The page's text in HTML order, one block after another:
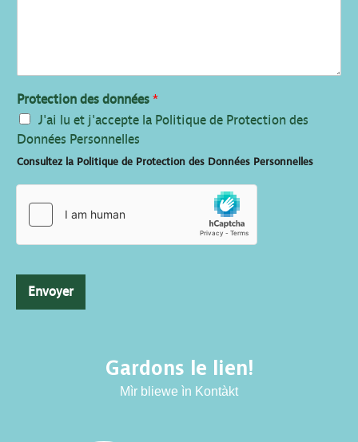
Protection des données *
J'ai lu et j'accepte la Politique de Protection des
Données Personnelles
Consultez la Politique de Protection des Données Personnelles
Envoyer
Gardons le lien!
Mìr bliewe ìn Kontàkt